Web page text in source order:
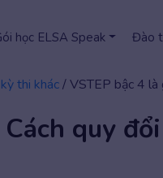
học ELSA Speak Đào
thi khác/VSTEP bậc 4 là
quy